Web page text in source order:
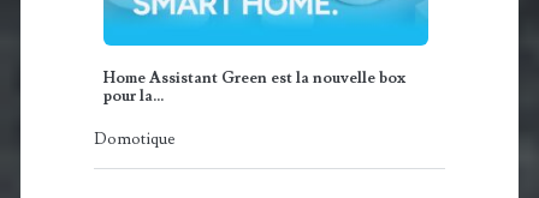
Home Assistant Green est la nouvelle box
pour la…
Domotique